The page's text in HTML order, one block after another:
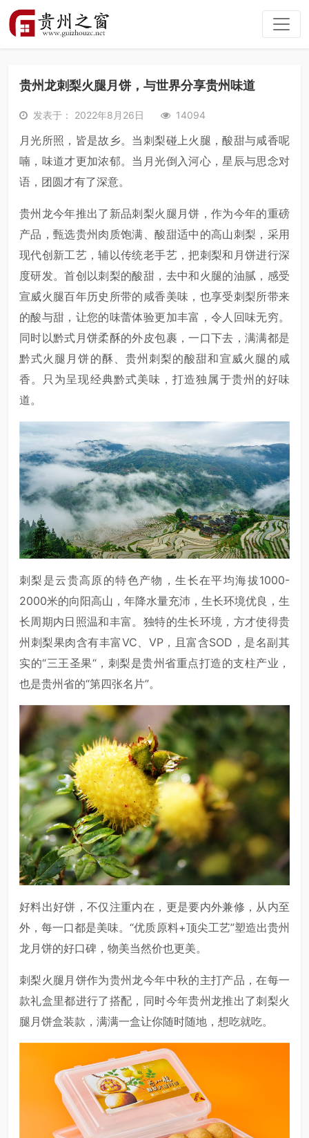
贵州龙刺梨火腿月饼，与世界分享贵州味道
发表于： 2022年8月26日 14094
月光所照，皆是故乡。当刺梨碰上火腿，酸甜与咸香呢
喃，味道才更加浓郁。当月光倒入河心，星辰与思念对
语，团圆才有了深意。
贵州龙今年推出了新品刺梨火腿月饼，作为今年的重磅
产品，甄选贵州肉质饱满、酸甜适中的高山刺梨，采用
现代创新工艺，辅以传统老手艺，把刺梨和月饼进行深
度研发。首创以刺梨的酸甜，去中和火腿的油腻，感受
宣威火腿百年历史所带的咸香美味，也享受刺梨所带来
的酸与甜，让您的味蕾体验更加丰富，令人回味无穷。
同时以黔式月饼柔酥的外皮包裹，一口下去，满满都是
黔式火腿月饼的酥、贵州刺梨的酸甜和宣威火腿的咸
香。只为呈现经典黔式美味，打造独属于贵州的好味
道。
刺梨是云贵高原的特色产物，生长在平均海拔1000-
2000米的向阳高山，年降水量充沛，生长环境优良，生
长周期内日照温和丰富。独特的生长环境，方才使得贵
州刺梨果肉含有丰富VC、VP，且富含SOD，是名副其
实的“三王圣果“，刺梨是贵州省重点打造的支柱产业，
也是贵州省的“第四张名片”。
好料出好饼，不仅注重内在，更是要内外兼修，从内至
外，每一口都是美味。“优质原料+顶尖工艺”塑造出贵州
龙月饼的好口碑，物美当然价也更美。
刺梨火腿月饼作为贵州龙今年中秋的主打产品，在每一
款礼盒里都进行了搭配，同时今年贵州龙推出了刺梨火
腿月饼盒装款，满满一盒让你随时随地，想吃就吃。